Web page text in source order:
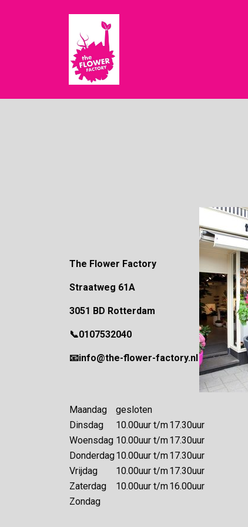
The Flower Factory
Straatweg 61A
3051 BD Rotterdam
📞0107532040
📧info@the-flower-factory.nl
Maandag
gesloten
Dinsdag
10.00uur t/m17.30uur
Woensdag 10.00uur t/m17.30uur
Donderdag10.00uur t/m17.30uur
Vrijdag
10.00uur t/m17.30uur
Zaterdag
10.00uur t/m16.00uur
Zondag